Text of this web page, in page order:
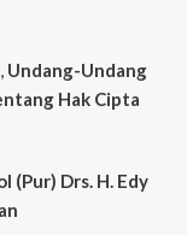
, Undang-Undang
Hak Cipta
(Pur) Drs. H. Edy